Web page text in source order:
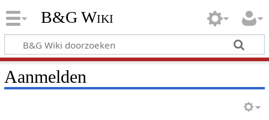
B&G Wiki
Aanmelden